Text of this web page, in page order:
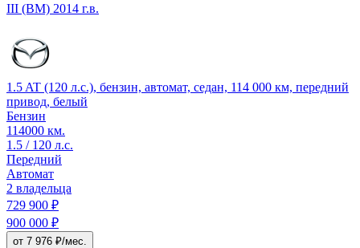
III (BM) 2014 г.в.
1.5 AT (120 л.с.), бензин, автомат, седан, 114 000 км, передний
привод, белый
Бензин
114000 км.
1.5 / 120 л.с.
Передний
Автомат
2 владельца
729 900 ₽
900 000 ₽
от 7 976 ₽/мес.